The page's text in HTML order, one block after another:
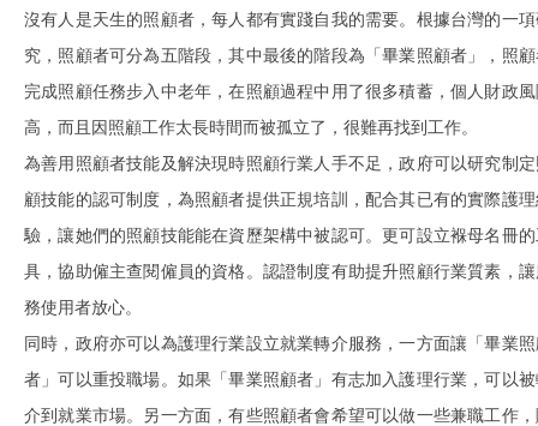
沒有人是天生的照顧者，每人都有實踐自我的需要。根據台灣的一
究，照顧者可分為五階段，其中最後的階段為「畢業照顧者」，照
完成照顧任務步入中老年，在照顧過程中用了很多積蓄，個人財政
高，而且因照顧工作太⻑時間而被孤立了，很難再找到工作。
為善用照顧者技能及解決現時照顧行業人手不足，政府可以研究制
顧技能的認可制度，為照顧者提供正規培訓，配合其已有的實際護
驗，讓她們的照顧技能能在資歷架構中被認可。更可設立褓母名冊
具，協助僱主查閱僱員的資格。認證制度有助提升照顧行業質素，
務使用者放心。
同時，政府亦可以為護理行業設立就業轉介服務，一方面讓「畢業
者」可以重投職場。如果「畢業照顧者」有志加入護理行業，可以
介到就業市場。另一方面，有些照顧者會希望可以做一些兼職工作